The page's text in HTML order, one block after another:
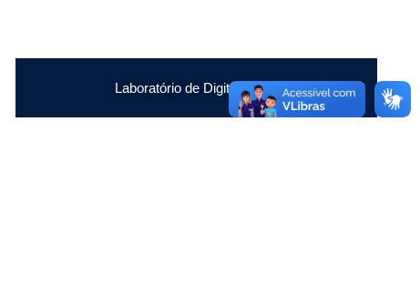
Laboratório de Digitalização